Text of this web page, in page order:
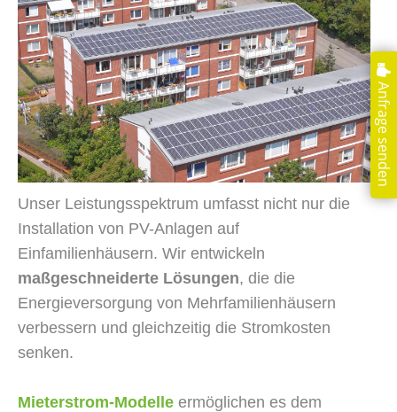
Unser Leistungsspektrum umfasst nicht nur die
Installation von PV-Anlagen auf
Einfamilienhäusern. Wir entwickeln
maßgeschneiderte Lösungen, die die
Energieversorgung von Mehrfamilienhäusern
verbessern und gleichzeitig die Stromkosten
senken.
Mieterstrom-Modelle ermöglichen es dem
Anfrage senden